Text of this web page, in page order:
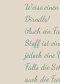
Weise
Dirndls!
(Auch ein
Stoff ist
jedoch eine
Falls die
auch die